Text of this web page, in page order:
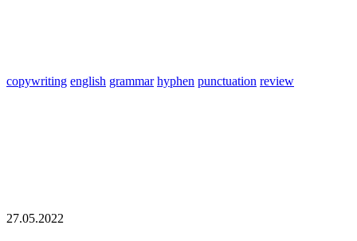
copywriting english grammar hyphen punctuation review
27.05.2022